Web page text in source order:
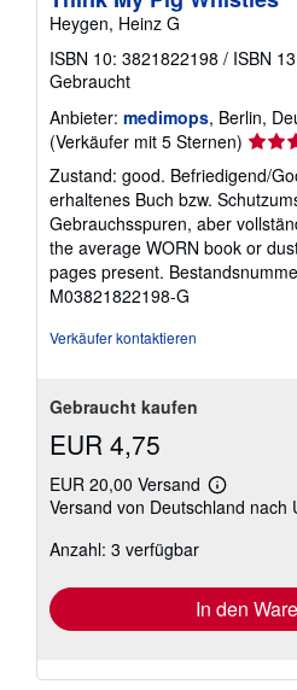
Heygen, Heinz G
ISBN 10: 3821822198 / ISBN
Gebraucht
Anbieter: medimops, Berlin,
(Verkäufer mit 5 Sternen)
von
5
Zustand: good. Befriedigend/
erhaltenes Buch bzw.
Gebrauchsspuren, aber
the average WORN book or
pages present.
M03821822198-G
Verkäufer kontaktieren
Gebraucht kaufen
EUR 4,75
EUR 20,00 Versand
Weitere
Versand von Deutschland nach
Anzahl: 3 verfügbar
In den